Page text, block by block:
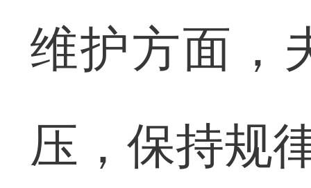
维护方面，
压，保持规